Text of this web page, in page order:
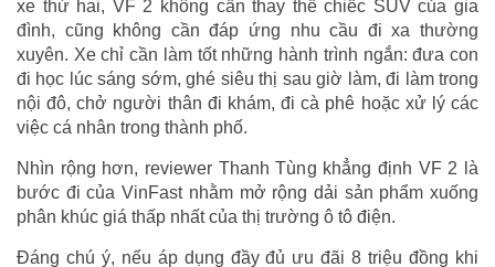
xe thứ hai, VF 2 không cần thay thế chiếc SUV của gia
đình, cũng không cần đáp ứng nhu cầu đi xa thường
xuyên. Xe chỉ cần làm tốt những hành trình ngắn: đưa con
đi học lúc sáng sớm, ghé siêu thị sau giờ làm, đi làm trong
nội đô, chở người thân đi khám, đi cà phê hoặc xử lý các
việc cá nhân trong thành phố.
Nhìn rộng hơn, reviewer Thanh Tùng khẳng định VF 2 là
bước đi của VinFast nhằm mở rộng dải sản phẩm xuống
phân khúc giá thấp nhất của thị trường ô tô điện.
Đáng chú ý, nếu áp dụng đầy đủ ưu đãi 8 triệu đồng khi